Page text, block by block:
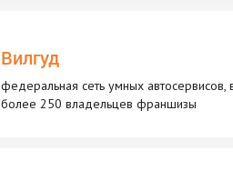
Вилгуд
федеральная сеть умных автосервисов,
более 250 владельцев франшизы